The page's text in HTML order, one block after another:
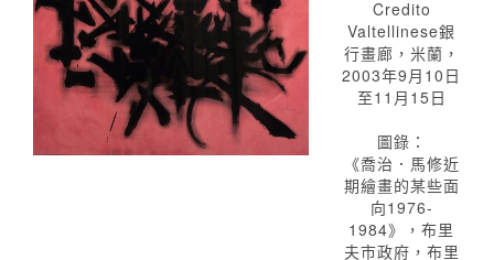
Credito
Valtellinese銀
行畫廊，米蘭，
2003年9月10日
至11月15日
圖錄：
《喬治．馬修近
期繪畫的某些面
向1976-
1984》，布里
夫市政府，布里